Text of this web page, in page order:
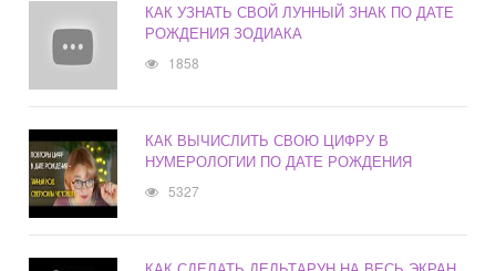
КАК УЗНАТЬ СВОЙ ЛУННЫЙ ЗНАК ПО ДАТЕ
РОЖДЕНИЯ ЗОДИАКА
1858
КАК ВЫЧИСЛИТЬ СВОЮ ЦИФРУ В
НУМЕРОЛОГИИ ПО ДАТЕ РОЖДЕНИЯ
5327